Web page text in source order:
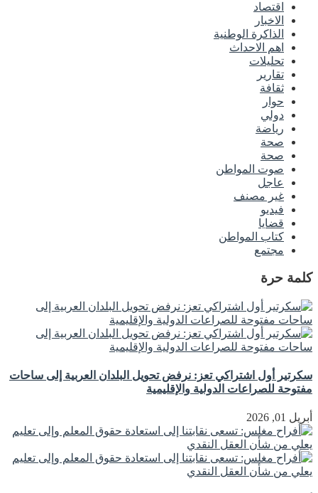
اقتصاد
الاخبار
الذاكرة الوطنية
اهم الاحداث
تحليلات
تقارير
ثقافة
حوار
دولي
رياضة
صحة
صحة
صوت المواطن
عاجل
غير مصنف
فيديو
قضايا
كتاب المواطن
مجتمع
كلمة حرة
سكرتير أول اشتراكي تعز: نرفض تحويل البلدان العربية إلى ساحات
مفتوحة للصراعات الدولية والإقليمية
أبريل 01, 2026